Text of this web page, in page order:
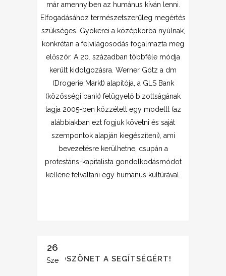
már amennyiben az humánus kíván lenni.
Elfogadásához természetszerűleg megértés
szükséges. Gyökerei a középkorba nyúlnak,
konkrétan a felvilágosodás fogalmazta meg
először. A 20. században többféle módja
került kidolgozásra. Werner Götz a dm
(Drogerie Markt) alapítója, a GLS Bank
(közösségi bank) felügyelő bizottságának
tagja 2005-ben közzétett egy modellt (az
alábbiakban ezt fogjuk követni és saját
szempontok alapján kiegészíteni), ami
bevezetésre kerülhetne, csupán a
protestáns-kapitalista gondolkodásmódot
kellene felváltani egy humánus kultúrával.
26
SzeKÖSZÖNET A SEGÍTSÉGÉRT!